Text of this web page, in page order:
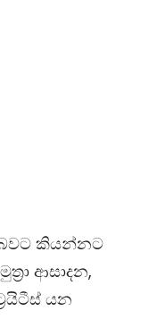
කියන්නට
ආසාදන,
යන